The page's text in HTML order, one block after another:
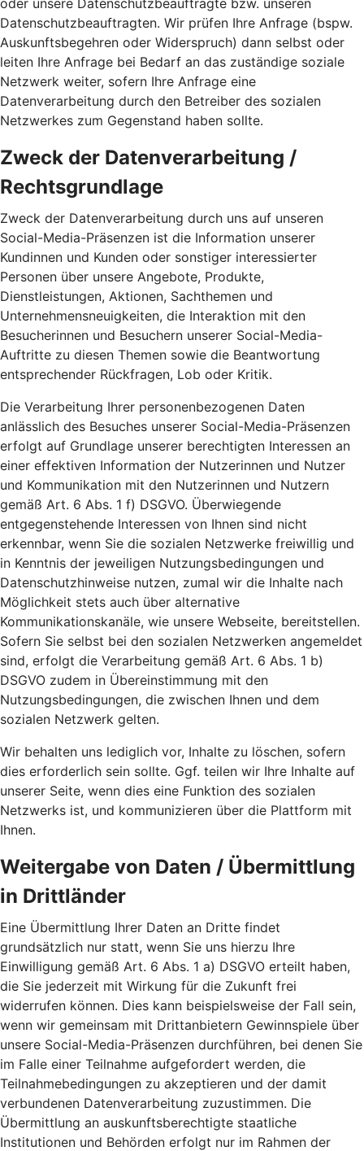
oder unsere Datenschutzbeauftragte bzw. unseren
Datenschutzbeauftragten. Wir prüfen Ihre Anfrage (bspw.
Auskunftsbegehren oder Widerspruch) dann selbst oder
leiten Ihre Anfrage bei Bedarf an das zuständige soziale
Netzwerk weiter, sofern Ihre Anfrage eine
Datenverarbeitung durch den Betreiber des sozialen
Netzwerkes zum Gegenstand haben sollte.
Zweck der Datenverarbeitung /
Rechtsgrundlage
Zweck der Datenverarbeitung durch uns auf unseren
Social-Media-Präsenzen ist die Information unserer
Kundinnen und Kunden oder sonstiger interessierter
Personen über unsere Angebote, Produkte,
Dienstleistungen, Aktionen, Sachthemen und
Unternehmensneuigkeiten, die Interaktion mit den
Besucherinnen und Besuchern unserer Social-Media-
Auftritte zu diesen Themen sowie die Beantwortung
entsprechender Rückfragen, Lob oder Kritik.
Die Verarbeitung Ihrer personenbezogenen Daten
anlässlich des Besuches unserer Social-Media-Präsenzen
erfolgt auf Grundlage unserer berechtigten Interessen an
einer effektiven Information der Nutzerinnen und Nutzer
und Kommunikation mit den Nutzerinnen und Nutzern
gemäß Art. 6 Abs. 1 f) DSGVO. Überwiegende
entgegenstehende Interessen von Ihnen sind nicht
erkennbar, wenn Sie die sozialen Netzwerke freiwillig und
in Kenntnis der jeweiligen Nutzungsbedingungen und
Datenschutzhinweise nutzen, zumal wir die Inhalte nach
Möglichkeit stets auch über alternative
Kommunikationskanäle, wie unsere Webseite, bereitstellen.
Sofern Sie selbst bei den sozialen Netzwerken angemeldet
sind, erfolgt die Verarbeitung gemäß Art. 6 Abs. 1 b)
DSGVO zudem in Übereinstimmung mit den
Nutzungsbedingungen, die zwischen Ihnen und dem
sozialen Netzwerk gelten.
Wir behalten uns lediglich vor, Inhalte zu löschen, sofern
dies erforderlich sein sollte. Ggf. teilen wir Ihre Inhalte auf
unserer Seite, wenn dies eine Funktion des sozialen
Netzwerks ist, und kommunizieren über die Plattform mit
Ihnen.
Weitergabe von Daten / Übermittlung
in Drittländer
Eine Übermittlung Ihrer Daten an Dritte findet
grundsätzlich nur statt, wenn Sie uns hierzu Ihre
Einwilligung gemäß Art. 6 Abs. 1 a) DSGVO erteilt haben,
die Sie jederzeit mit Wirkung für die Zukunft frei
widerrufen können. Dies kann beispielsweise der Fall sein,
wenn wir gemeinsam mit Drittanbietern Gewinnspiele über
unsere Social-Media-Präsenzen durchführen, bei denen Sie
im Falle einer Teilnahme aufgefordert werden, die
Teilnahmebedingungen zu akzeptieren und der damit
verbundenen Datenverarbeitung zuzustimmen. Die
Übermittlung an auskunftsberechtigte staatliche
Institutionen und Behörden erfolgt nur im Rahmen der